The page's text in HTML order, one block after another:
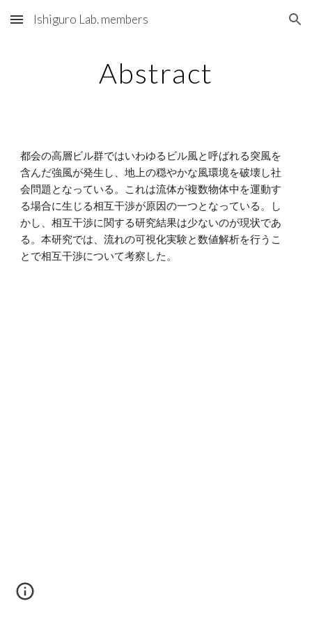
Skip to main content Skip to navigation
Ishiguro Lab. members
Abstract
都会の高層ビル群ではいわゆるビル風と呼ばれる突風を
含んだ強風が発生し、地上の穏やかな風環境を破壊し社
会問題となっている。これは流体が複数物体中を運動す
る場合に生じる相互干渉が原因の一つとなっている。し
かし、相互干渉に関する研究結果は少ないのが現状であ
る。本研究では、流れの可視化実験と数値解析を行うこ
とで相互干渉について考察した。